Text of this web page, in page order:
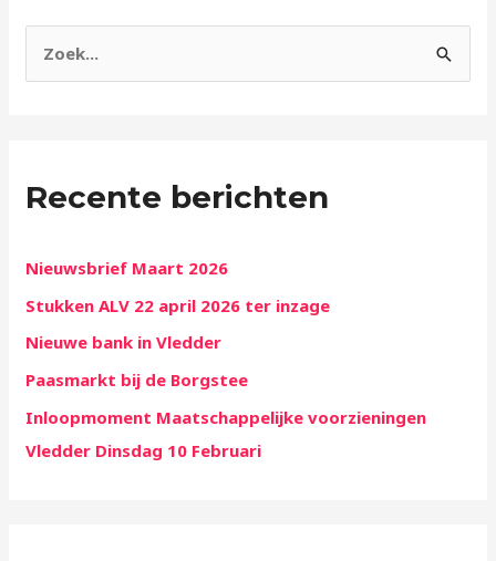
n
Recente berichten
Nieuwsbrief Maart 2026
Stukken ALV 22 april 2026 ter inzage
Nieuwe bank in Vledder
Paasmarkt bij de Borgstee
Inloopmoment Maatschappelijke voorzieningen
Vledder Dinsdag 10 Februari